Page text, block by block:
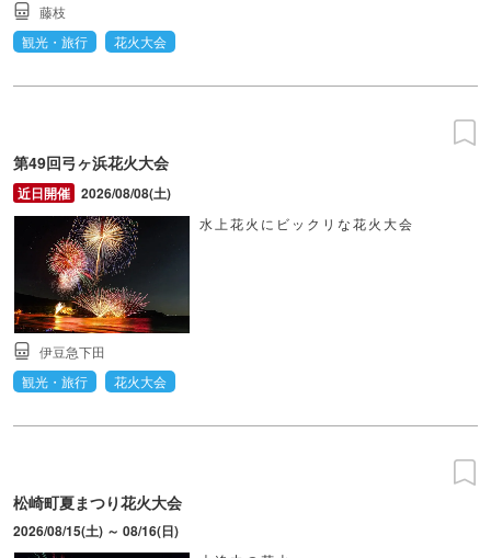
藤枝
観光・旅行
花火大会
第49回弓ヶ浜花火大会
2026/08/08(土)
水上花火にビックリな花火大会
伊豆急下田
観光・旅行
花火大会
松崎町夏まつり花火大会
2026/08/15(土) ～ 08/16(日)